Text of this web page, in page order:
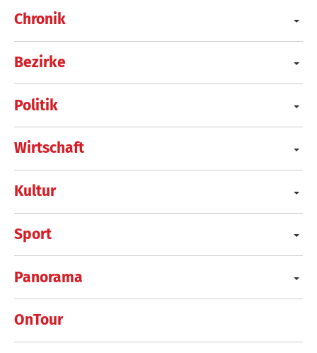
Chronik
Bezirke
Politik
Wirtschaft
Kultur
Sport
Panorama
OnTour